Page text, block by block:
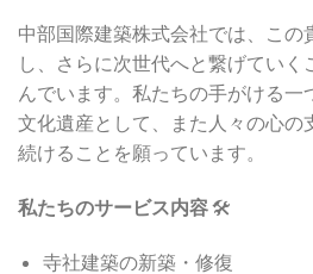
中部国際建築株式会社では、この
し、さらに次世代へと繋げていく
んでいます。私たちの手がける
文化遺産として、また人々の心の
続けることを願っています。
私たちのサービス内容🛠️
寺社建築の新築・修復